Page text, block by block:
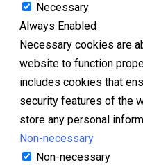
Necessary
Always Enabled
Necessary cookies are
website to function
includes cookies that
security features of the
store any personal
Non-necessary
Non-necessary